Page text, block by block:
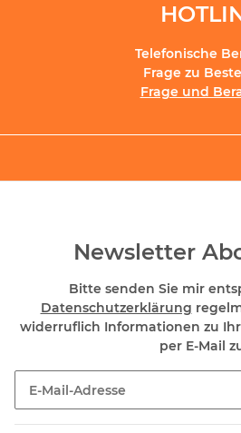
Telefonische
Frage zu
Frage und
Newsletter
Bitte senden Sie mir
Datenschutzerklärung
widerruflich Informationen zu
per E-Mail